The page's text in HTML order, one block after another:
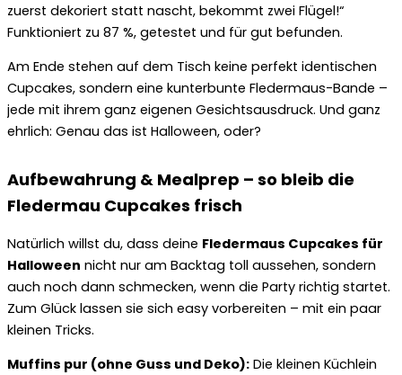
zuerst dekoriert statt nascht, bekommt zwei Flügel!“
Funktioniert zu 87 %, getestet und für gut befunden.
Am Ende stehen auf dem Tisch keine perfekt identischen
Cupcakes, sondern eine kunterbunte Fledermaus-Bande –
jede mit ihrem ganz eigenen Gesichtsausdruck. Und ganz
ehrlich: Genau das ist Halloween, oder?
Aufbewahrung & Mealprep – so bleib die
Fledermau Cupcakes frisch
Natürlich willst du, dass deine Fledermaus Cupcakes für
Halloween nicht nur am Backtag toll aussehen, sondern
auch noch dann schmecken, wenn die Party richtig startet.
Zum Glück lassen sie sich easy vorbereiten – mit ein paar
kleinen Tricks.
Muffins pur (ohne Guss und Deko): Die kleinen Küchlein